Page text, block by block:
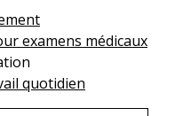
examens médicaux
quotidien